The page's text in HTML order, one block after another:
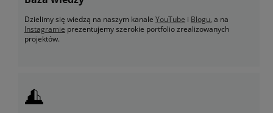
Dzielimy się wiedzą na naszym kanale YouTube i Blogu, a na
Instagramie prezentujemy szerokie portfolio zrealizowanych
projektów.